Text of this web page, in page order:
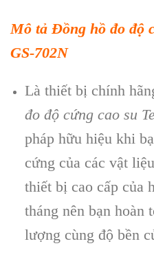
Mô tả Đồng hồ đo độ
GS-702N
Là thiết bị chính
đo độ cứng cao su
pháp hữu hiệu khi
cứng của các vật
thiết bị cao cấp của
tháng nên bạn hoàn
lượng cùng độ bền